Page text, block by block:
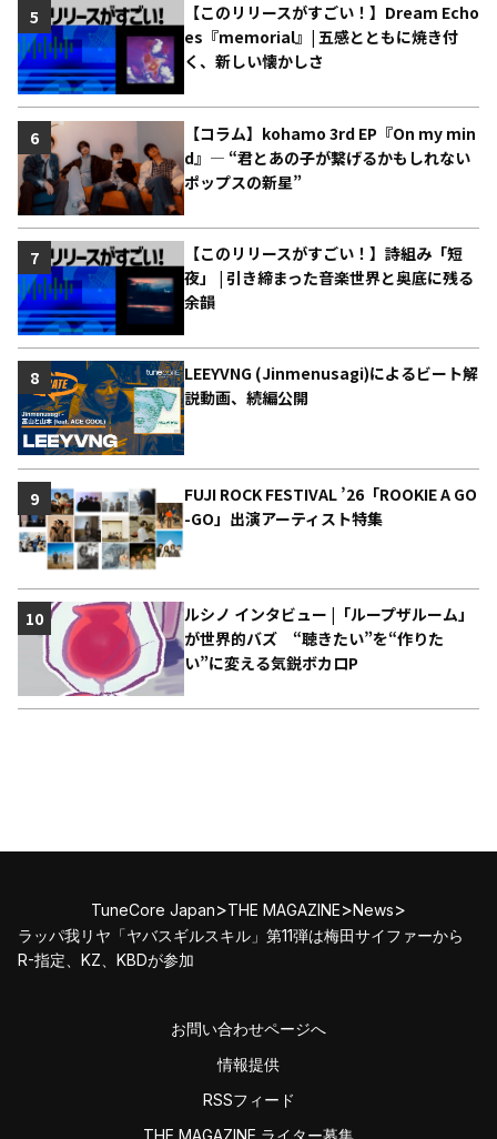
【このリリースがすごい！】Dream Echo
es『memorial』| 五感とともに焼き付
く、新しい懐かしさ
5
【コラム】kohamo 3rd EP『On my min
d』― “君とあの子が繋げるかもしれない
ポップスの新星”
6
【このリリースがすごい！】詩組み「短
夜」 | 引き締まった音楽世界と奥底に残る
余韻
7
LEEYVNG (Jinmenusagi)によるビート解
説動画、続編公開
8
FUJI ROCK FESTIVAL ’26「ROOKIE A GO
-GO」出演アーティスト特集
9
ルシノ インタビュー |「ループザルーム」
が世界的バズ “聴きたい”を“作りた
い”に変える気鋭ボカロP
10
TuneCore Japan>THE MAGAZINE>News>
ラッパ我リヤ「ヤバスギルスキル」第11弾は梅田サイファーから
R-指定、KZ、KBDが参加
お問い合わせページへ
情報提供
RSSフィード